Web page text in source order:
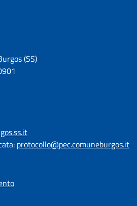
(SS)
protocollo@pec.comuneburgos.it